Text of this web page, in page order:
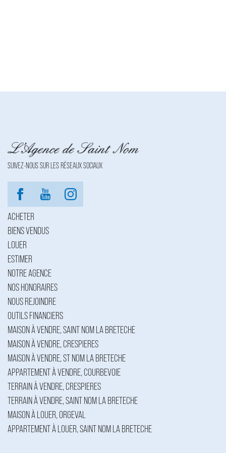
SUIVEZ-NOUS SUR LES RÉSEAUX SOCIAUX
ACHETER
BIENS VENDUS
LOUER
ESTIMER
NOTRE AGENCE
NOS HONORAIRES
NOUS REJOINDRE
OUTILS FINANCIERS
MAISON À VENDRE, SAINT NOM LA BRETECHE
MAISON À VENDRE, CRESPIERES
MAISON À VENDRE, ST NOM LA BRETECHE
APPARTEMENT À VENDRE, COURBEVOIE
TERRAIN À VENDRE, CRESPIERES
TERRAIN À VENDRE, SAINT NOM LA BRETECHE
MAISON À LOUER, ORGEVAL
APPARTEMENT À LOUER, SAINT NOM LA BRETECHE